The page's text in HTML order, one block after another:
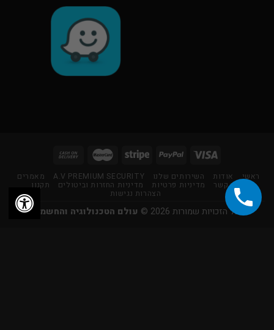
ראשי אודות השירותים שלנו A.V PREMIUM SECURITY מאמרים
צור קשר מדיניות פרטיות מדיניות החזרות וביטולים תקנון
הצהרות נגישות
כל הזכויות שמורות 2026 © עולם הטכנולוגיה והחשמל